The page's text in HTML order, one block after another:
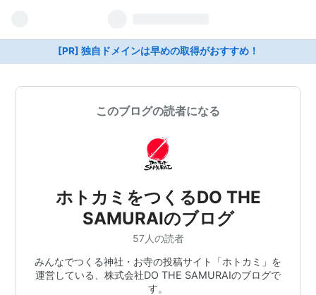
[PR] 独自ドメインは早めの取得がおすすめ！
このブログの読者になる
ホトカミをつくるDO THE
SAMURAIのブログ
57人の読者
みんなでつくる神社・お寺の投稿サイト「ホトカミ」を
運営している、株式会社DO THE SAMURAIのブログで
す。